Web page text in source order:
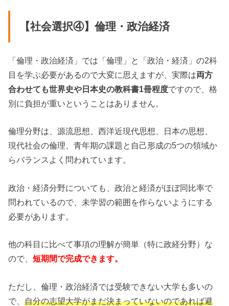
【社会選択④】倫理・政治経済
「倫理・政治経済」では「倫理」と「政治・経済」の2科
目を学ぶ必要があるので大変に思えますが、実際は両方
合わせても世界史や日本史の教科書1冊程度ですので、格
別に負担が重いということはありません。
倫理分野は、源流思想、西洋近現代思想、日本の思想、
現代社会の倫理、青年期の課題と自己形成の5つの領域か
らバランスよく問われています。
政治・経済分野についても、政治と経済がほぼ同比率で
問われているので、未学習の範囲を作らないようにする
必要があります。
他の科目に比べて事項の理解が簡単（特に政経分野）な
ので、短期間で完成できます。
ただし、倫理・政治経済では受験できない大学も多いの
で、自分の志望大学がまだ決まっていないのであれば避